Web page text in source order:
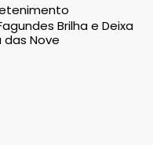
Brilha e Deixa
das Nove